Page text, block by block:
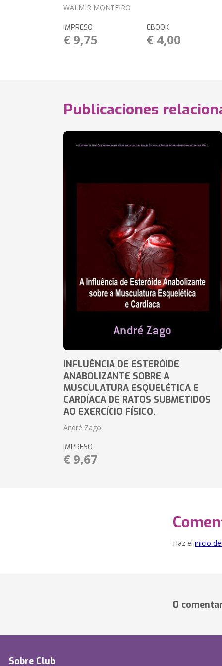
WALMIR MONTEIRO
IMPRESO
€ 9,75
EBOOK
€ 4,00
Publicaciones
INFLUÊNCIA DE ESTERÓIDE
ANABOLIZANTE SOBRE A
MUSCULATURA ESQUELÉTICA E
CARDÍACA DE RATOS SUBMETIDOS
AO EXERCÍCIO FÍSICO.
André Zago
IMPRESO
€ 9,67
Haz el inicio
0
Sobre Club